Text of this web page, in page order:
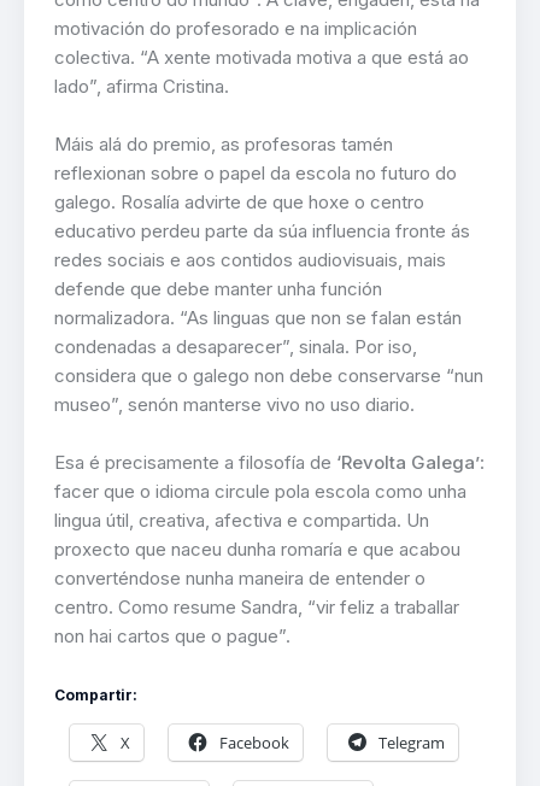
motivación do profesorado e na implicación
colectiva. “A xente motivada motiva a que está ao
lado”, afirma Cristina.
Máis alá do premio, as profesoras tamén
reflexionan sobre o papel da escola no futuro do
galego. Rosalía advirte de que hoxe o centro
educativo perdeu parte da súa influencia fronte ás
redes sociais e aos contidos audiovisuais, mais
defende que debe manter unha función
normalizadora. “As linguas que non se falan están
condenadas a desaparecer”, sinala. Por iso,
considera que o galego non debe conservarse “nun
museo”, senón manterse vivo no uso diario.
Esa é precisamente a filosofía de ‘Revolta Galega’:
facer que o idioma circule pola escola como unha
lingua útil, creativa, afectiva e compartida. Un
proxecto que naceu dunha romaría e que acabou
converténdose nunha maneira de entender o
centro. Como resume Sandra, “vir feliz a traballar
non hai cartos que o pague”.
Compartir:
X Facebook Telegram